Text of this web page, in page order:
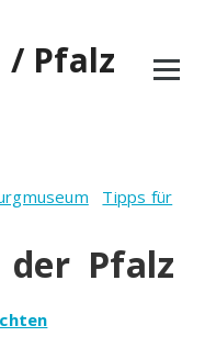
/ Pfalz
Tipps für
Pfalz